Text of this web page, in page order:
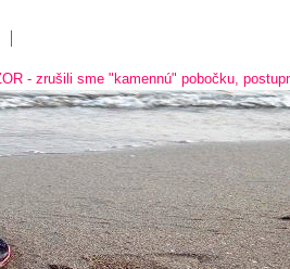
- zrušili sme "kamennú" pobočku,